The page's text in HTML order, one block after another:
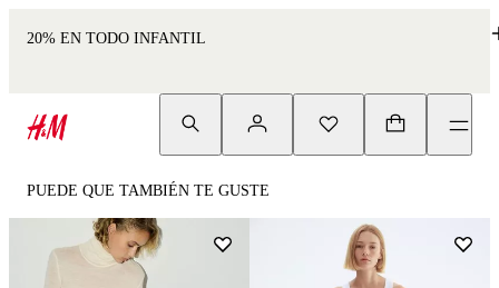
20% EN TODO INFANTIL
PUEDE QUE TAMBIÉN TE GUSTE